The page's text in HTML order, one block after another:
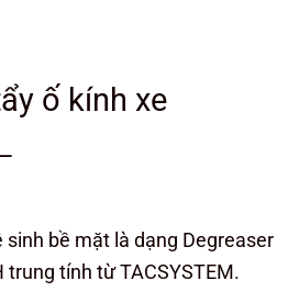
ố kính xe
sinh bề mặt là dạng Degreaser
trung tính từ TACSYSTEM.